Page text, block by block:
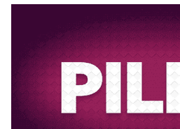
dniem, w którym polska
w 2021. Ministerstwo
dane podsumowujące
w placówkach. Resort
przekazuje dane dotyczące
epidemiologicznej w polskich
statystyki wyglądają bardzo
część uczniów korzystała z
połowy grudnia.